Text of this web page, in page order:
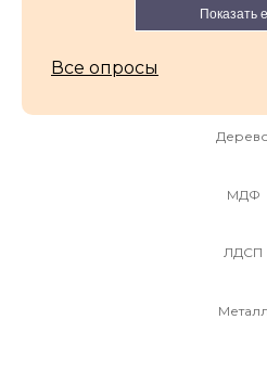
Показать
Все опросы
МДФ
ЛДСП
Металл